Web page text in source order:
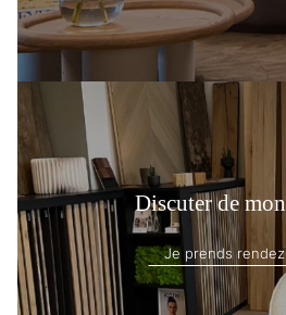
Discuter de
Je prends